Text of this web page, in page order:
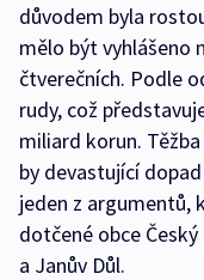
důvodem byla
mělo být vyhlášeno
čtverečních. Podle
rudy, což
miliard korun.
by devastující
jeden z argumentů,
dotčené obce
a Janův Důl.